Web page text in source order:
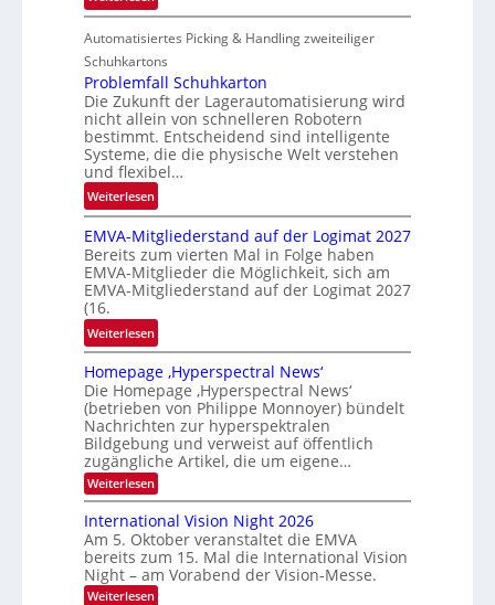
e
n
L
a
g
e
b
e
r
i
c
h
Automatisiertes Picking & Handling zweiteiliger
Schuhkartons
Problemfall Schuhkarton
Die Zukunft der Lagerautomatisierung wird
nicht allein von schnelleren Robotern
bestimmt. Entscheidend sind intelligente
Systeme, die die physische Welt verstehen
und flexibel…
Weiterlesen:
P
r
o
b
l
e
m
a
l
l
S
c
h
h
k
a
r
EMVA-Mitgliederstand auf der Logimat 2027
Bereits zum vierten Mal in Folge haben
EMVA-Mitglieder die Möglichkeit, sich am
EMVA-Mitgliederstand auf der Logimat 2027
(16.
Weiterlesen:
E
M
V
A
-
M
i
t
g
l
i
e
Homepage ‚Hyperspectral News‘
Die Homepage ‚Hyperspectral News‘
(betrieben von Philippe Monnoyer) bündelt
Nachrichten zur hyperspektralen
Bildgebung und verweist auf öffentlich
zugängliche Artikel, die um eigene…
Weiterlesen:
H
m
e
p
a
g
International Vision Night 2026
Am 5. Oktober veranstaltet die EMVA
bereits zum 15. Mal die International Vision
Night – am Vorabend der Vision-Messe.
Weiterlesen: